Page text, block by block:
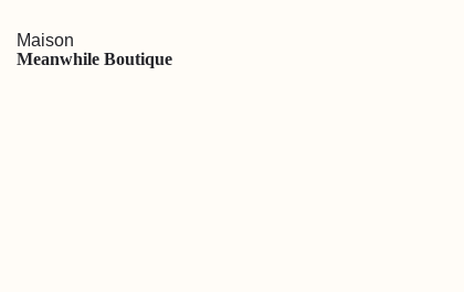
Maison
Meanwhile Boutique